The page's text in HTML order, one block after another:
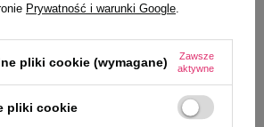
+
88,99 zł 88,99 zł / szt.
- +
Do koszyka
Prywatność i warunki Google
pliki cookie (wymagane)
Zawsze
aktywne
pliki cookie